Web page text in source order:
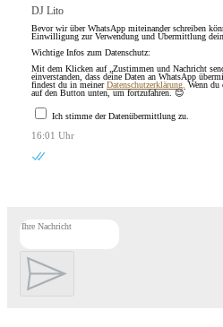
DJ Lito
Bevor wir über WhatsApp miteinander schreiben
Einwilligung zur Verwendung und Übermittlung
Wichtige Infos zum Datenschutz:
Mit dem Klicken auf „Zustimmen und Nachricht
einverstanden, dass deine Daten an WhatsApp
findest du in meinerDatenschutzerklärung. Wenn du
auf den Button unten, um fortzufahren. 😊
Ich stimme der Datenübermittlung zu.
16:01 Uhr